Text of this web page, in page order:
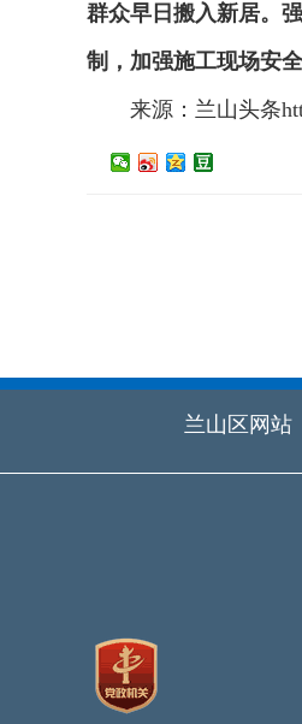
群众早日搬入新居。
制，加强施工现场安
来源：兰山头条
兰山区网站